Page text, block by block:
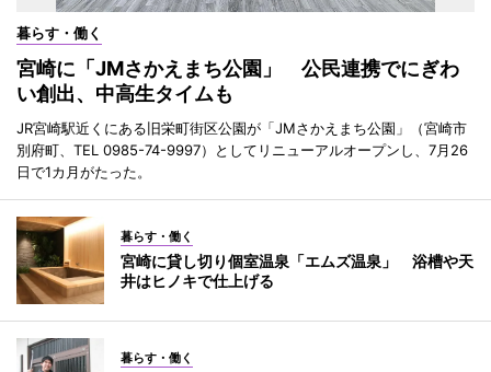
暮らす・働く
宮崎に「JMさかえまち公園」 公民連携でにぎわ
い創出、中高生タイムも
JR宮崎駅近くにある旧栄町街区公園が「JMさかえまち公園」（宮崎市
別府町、TEL 0985-74-9997）としてリニューアルオープンし、7月26
日で1カ月がたった。
暮らす・働く
宮崎に貸し切り個室温泉「エムズ温泉」 浴槽や天
井はヒノキで仕上げる
暮らす・働く